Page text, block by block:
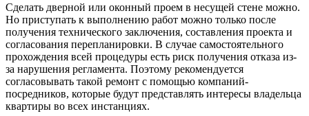
Сделать дверной или оконный проем в несущей стене можно.
Но приступать к выполнению работ можно только после
получения технического заключения, составления проекта и
согласования перепланировки. В случае самостоятельного
прохождения всей процедуры есть риск получения отказа из-
за нарушения регламента. Поэтому рекомендуется
согласовывать такой ремонт с помощью компаний-
посредников, которые будут представлять интересы владельца
квартиры во всех инстанциях.